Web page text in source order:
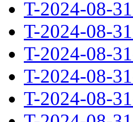
T-2024-08-
T-2024-08-
T-2024-08-
T-2024-08-
T-2024-08-